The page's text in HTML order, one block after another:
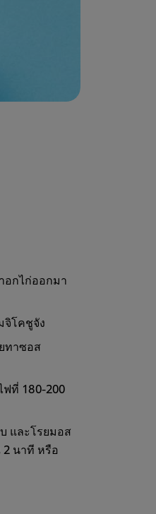
อกไก่ออกมา
จิโคชูจัง
ทาซอส
ฟที่ 180-200
และโรยมอส
นาที หรือ